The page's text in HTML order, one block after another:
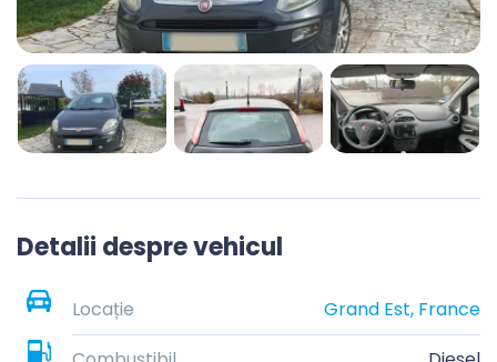
Detalii despre vehicul
Locație
Grand Est, France